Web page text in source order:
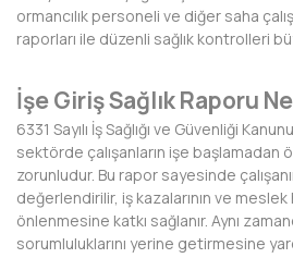
BİTLİS
BURDUR
BURSA
ÇANAKKALE
ormancılık personeli ve diğer saha
raporları ile düzenli sağlık kontrolleri
İşe Giriş Sağlık Raporu
6331 Sayılı İş Sağlığı ve Güvenliği
sektörde çalışanların işe başlamadan
zorunludur. Bu rapor sayesinde
değerlendirilir, iş kazalarının ve meslek
önlenmesine katkı sağlanır. Aynı
sorumluluklarını yerine getirmesine